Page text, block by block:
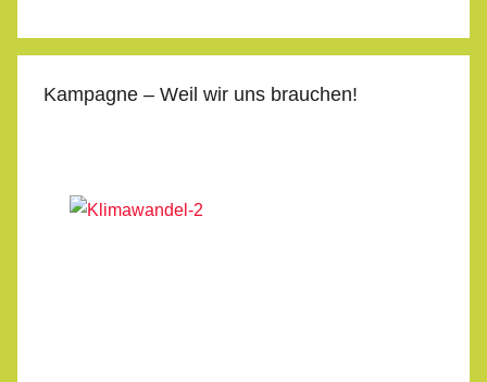
Kampagne – Weil wir uns brauchen!